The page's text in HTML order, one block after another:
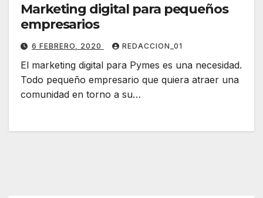
Marketing digital para pequeños
empresarios
6 FEBRERO, 2020 REDACCION_01
El marketing digital para Pymes es una necesidad.
Todo pequeño empresario que quiera atraer una
comunidad en torno a su…